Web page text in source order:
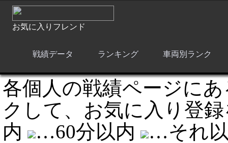
お気に入りフレンド
戦績データ ランキング 車両別ランク
各個人の戦績ページに
クして、お気に入り登
内
…60分以内
…それ